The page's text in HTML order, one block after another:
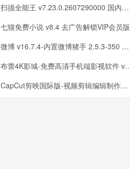
扫描全能王 v7.23.0.2607290000 国内版/国际版 解锁本地会员
七猫免费小说 v8.4 去广告解锁VIP会员版
微博 v16.7.4-内置微博猪手 2.5.3-350 去广告净化模块-支持安卓15
布蕾4K影城-免费高清手机端影视软件 v3.5.1 去广告纯净版
CapCut剪映国际版-视频剪辑编辑制作工具 v18.8.0 解锁专业版